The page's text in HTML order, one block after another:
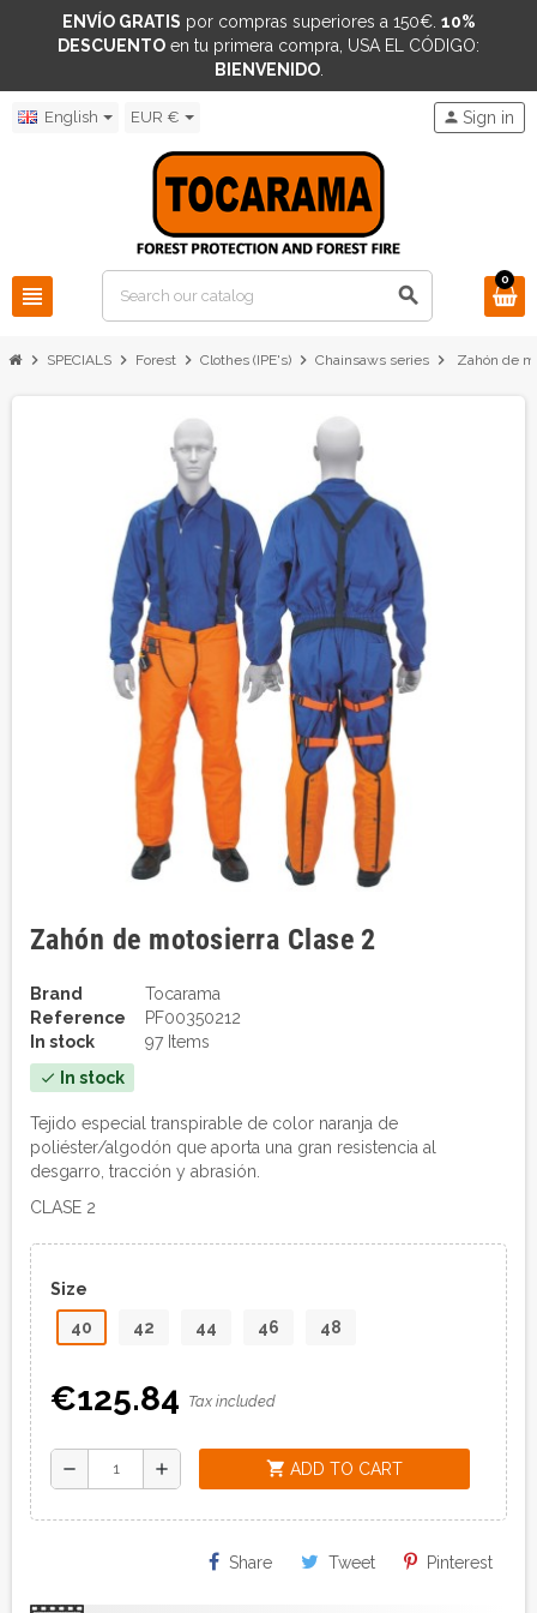
ENVÍO GRATIS por compras superiores a 150€. 10%
DESCUENTO en tu primera compra, USA EL CÓDIGO:
BIENVENIDO.
English EUR €
view_headline search
person Sign in
0
chevron_right SPECIALS chevron_right Forest chevron_right Clothes (IPE's) chevron_right Chainsaws series chevron_right Zahón de
Zahón de motosierra Clase 2
Brand
Tocarama
Reference
PF00350212
In stock
97 Items
check In stock
Tejido especial transpirable de color naranja de
poliéster/algodón que aporta una gran resistencia al
desgarro, tracción y abrasión.
CLASE 2
Size
40
42 44 46 48
€125.84 Tax included
remove add shopping_cart ADD TO CART
Share Tweet Pinterest